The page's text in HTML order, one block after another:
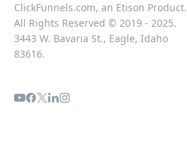
ClickFunnels.com, an Etison Product.
All Rights Reserved © 2019 - 2025.
3443 W. Bavaria St., Eagle, Idaho
83616.